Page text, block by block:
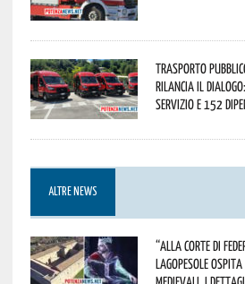
Trasporto
rilancia il dialogo:
servizio e 152
ALTRE NEWS
“Alla corte di
Lagopesole